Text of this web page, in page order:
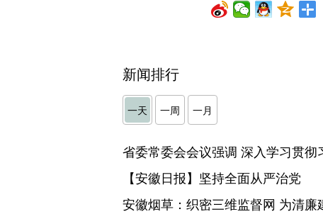
新闻排行
一天 一周 一月
【安徽日报】坚持全面从严治党
安徽烟草：织密三维监督网 为清廉